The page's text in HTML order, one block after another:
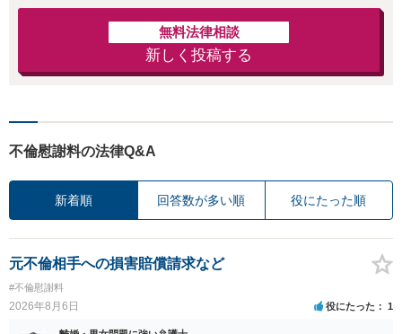
無料法律相談
新しく投稿する
不倫慰謝料の法律Q&A
新着順 回答数が多い順 役にたった順
元不倫相手への損害賠償請求など
#不倫慰謝料
2026年8月6日 役にたった 1